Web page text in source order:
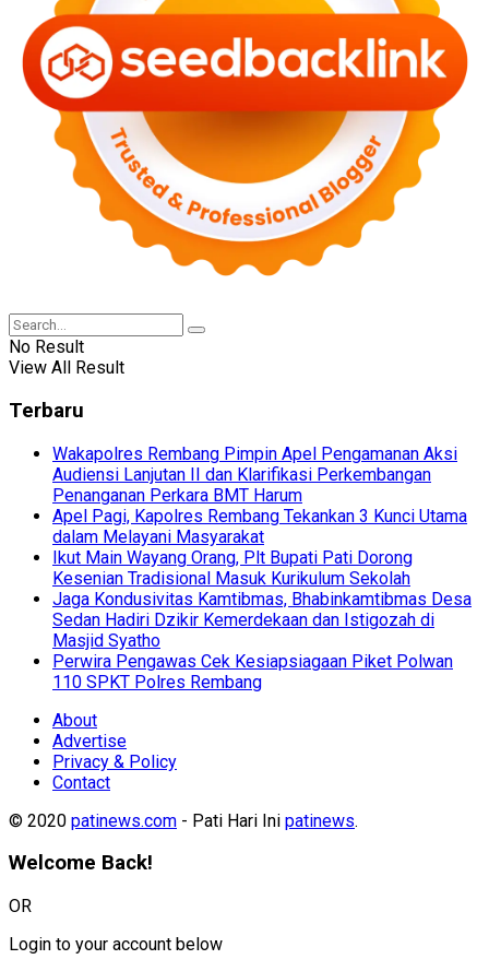
No Result
View All Result
Terbaru
Wakapolres Rembang Pimpin Apel Pengamanan Aksi
Audiensi Lanjutan II dan Klarifikasi Perkembangan
Penanganan Perkara BMT Harum
Apel Pagi, Kapolres Rembang Tekankan 3 Kunci Utama
dalam Melayani Masyarakat
Ikut Main Wayang Orang, Plt Bupati Pati Dorong
Kesenian Tradisional Masuk Kurikulum Sekolah
Jaga Kondusivitas Kamtibmas, Bhabinkamtibmas Desa
Sedan Hadiri Dzikir Kemerdekaan dan Istigozah di
Masjid Syatho
Perwira Pengawas Cek Kesiapsiagaan Piket Polwan
110 SPKT Polres Rembang
About
Advertise
Privacy & Policy
Contact
© 2020 patinews.com - Pati Hari Ini patinews.
Welcome Back!
OR
Login to your account below